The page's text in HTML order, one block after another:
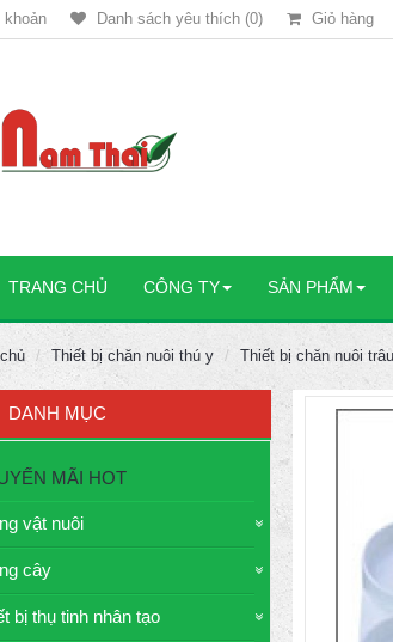
khoản Danh sách yêu thích (0) Giỏ hàng
TRANG CHỦ CÔNG TY SẢN PHẨM
Thiết bị chăn nuôi thú y Thiết bị chăn nuôi
DANH MỤC
MÃI HOT
vật nuôi
cây
bị thụ tinh nhân tạo